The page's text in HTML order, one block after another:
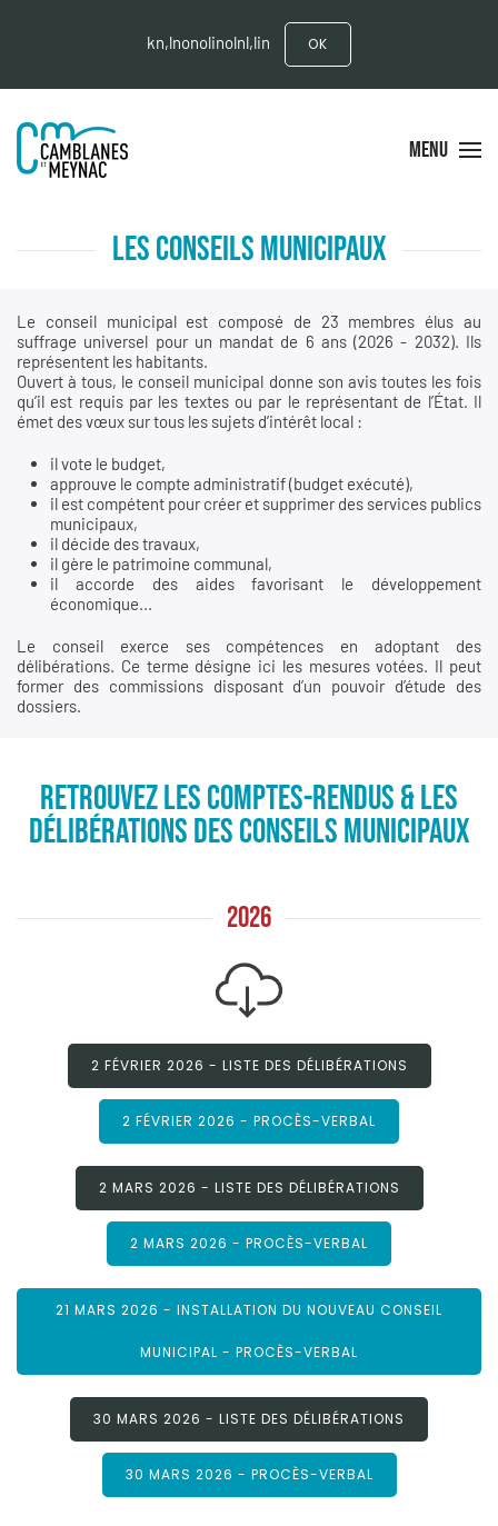
kn,lnonolinolnl,lin OK
MENU
LES CONSEILS MUNICIPAUX
Le conseil municipal est composé de 23 membres élus au
suffrage universel pour un mandat de 6 ans (2026 - 2032). Ils
représentent les habitants.
Ouvert à tous, le conseil municipal donne son avis toutes les fois
qu’il est requis par les textes ou par le représentant de l’État. Il
émet des vœux sur tous les sujets d’intérêt local :
il vote le budget,
approuve le compte administratif (budget exécuté),
il est compétent pour créer et supprimer des services publics
municipaux,
il décide des travaux,
il gère le patrimoine communal,
il accorde des aides favorisant le développement
économique...
Le conseil exerce ses compétences en adoptant des
délibérations. Ce terme désigne ici les mesures votées. Il peut
former des commissions disposant d’un pouvoir d’étude des
dossiers.
RETROUVEZ LES COMPTES-RENDUS & LES
DÉLIBÉRATIONS DES CONSEILS MUNICIPAUX
2026
2 FÉVRIER 2026 - LISTE DES DÉLIBÉRATIONS
2 FÉVRIER 2026 - PROCÈS-VERBAL
2 MARS 2026 - LISTE DES DÉLIBÉRATIONS
2 MARS 2026 - PROCÈS-VERBAL
21 MARS 2026 - INSTALLATION DU NOUVEAU CONSEIL
MUNICIPAL - PROCÈS-VERBAL
30 MARS 2026 - LISTE DES DÉLIBÉRATIONS
30 MARS 2026 - PROCÈS-VERBAL